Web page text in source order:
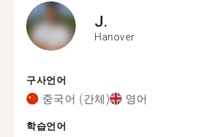
J.
Hanover
구사언어
중국어 (간체) 영어
학습언어